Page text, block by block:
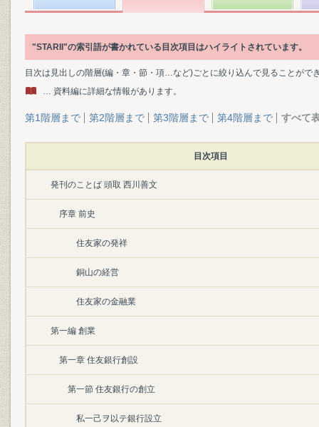
"STARII"の索引語が書かれている目次項目はハイライトされています。
目次は見出しの階層(編・章・節・項…など)ごとに絞り込んで見ることがで
… 資料編に詳細な情報があります。
第1階層まで 第2階層まで 第3階層まで 第4階層まで すべて
目次項目
発刊のことば 頭取 西川善文
序章 前史
住友家の発祥
銅山の経営
住友家の金融業
第一編 創業
第一章 住友銀行創設
第一節 住友銀行の創立
私一己ヲ以テ銀行設立